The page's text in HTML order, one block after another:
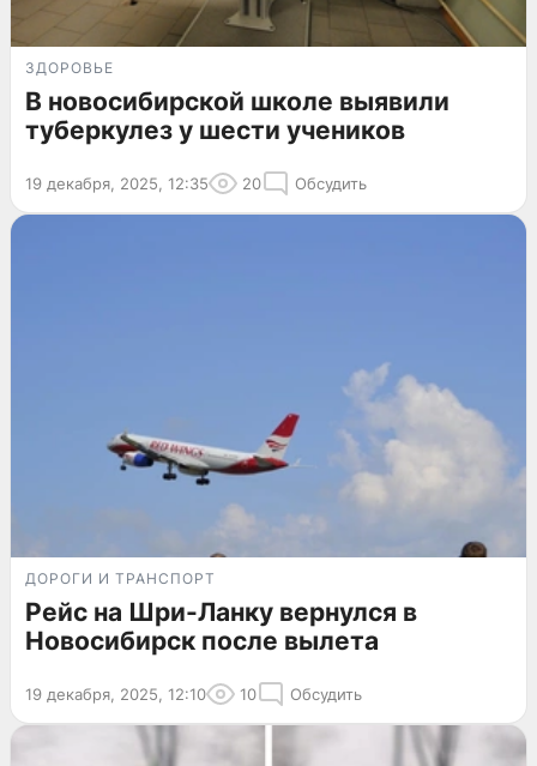
ЗДОРОВЬЕ
В новосибирской школе выявили
туберкулез у шести учеников
19 декабря, 2025, 12:35 20 Обсудить
ДОРОГИ И ТРАНСПОРТ
Рейс на Шри-Ланку вернулся в
Новосибирск после вылета
19 декабря, 2025, 12:10 10 Обсудить